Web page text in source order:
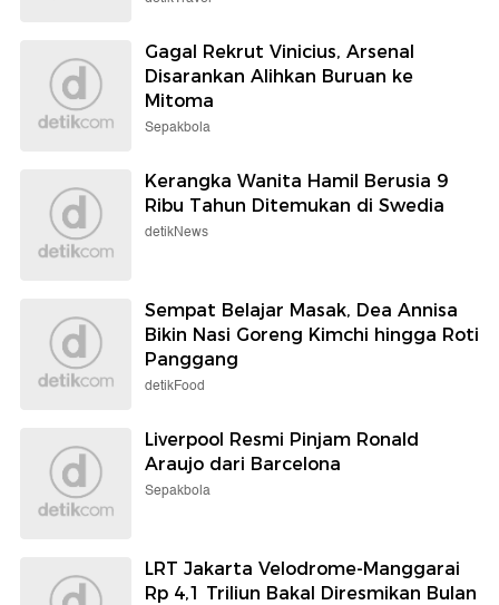
Gagal Rekrut Vinicius, Arsenal
Disarankan Alihkan Buruan ke
Mitoma
Sepakbola
Kerangka Wanita Hamil Berusia 9
Ribu Tahun Ditemukan di Swedia
detikNews
Sempat Belajar Masak, Dea Annisa
Bikin Nasi Goreng Kimchi hingga Roti
Panggang
detikFood
Liverpool Resmi Pinjam Ronald
Araujo dari Barcelona
Sepakbola
LRT Jakarta Velodrome-Manggarai
Rp 4,1 Triliun Bakal Diresmikan Bulan